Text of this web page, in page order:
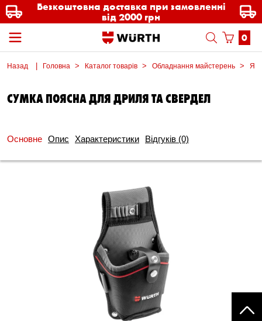
Безкоштовна доставка при замовленні
від 2000 грн
0
Назад Головна Каталог товарів Обладнання майстерень
СУМКА ПОЯСНА ДЛЯ ДРИЛЯ ТА СВЕРДЕЛ
Основне Опис Характеристики Відгуків (0)